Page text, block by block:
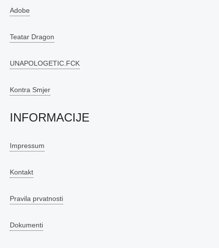
Adobe
Teatar Dragon
UNAPOLOGETIC.FCK
Kontra Smjer
INFORMACIJE
Impressum
Kontakt
Pravila prvatnosti
Dokumenti